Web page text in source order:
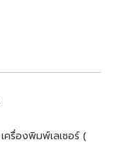
เครื่องพิมพ์เลเซอร์ (